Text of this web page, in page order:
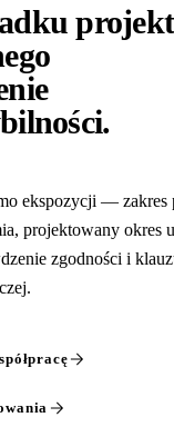
.
ekspozycji — zakres
projektowany okres
zgodności i